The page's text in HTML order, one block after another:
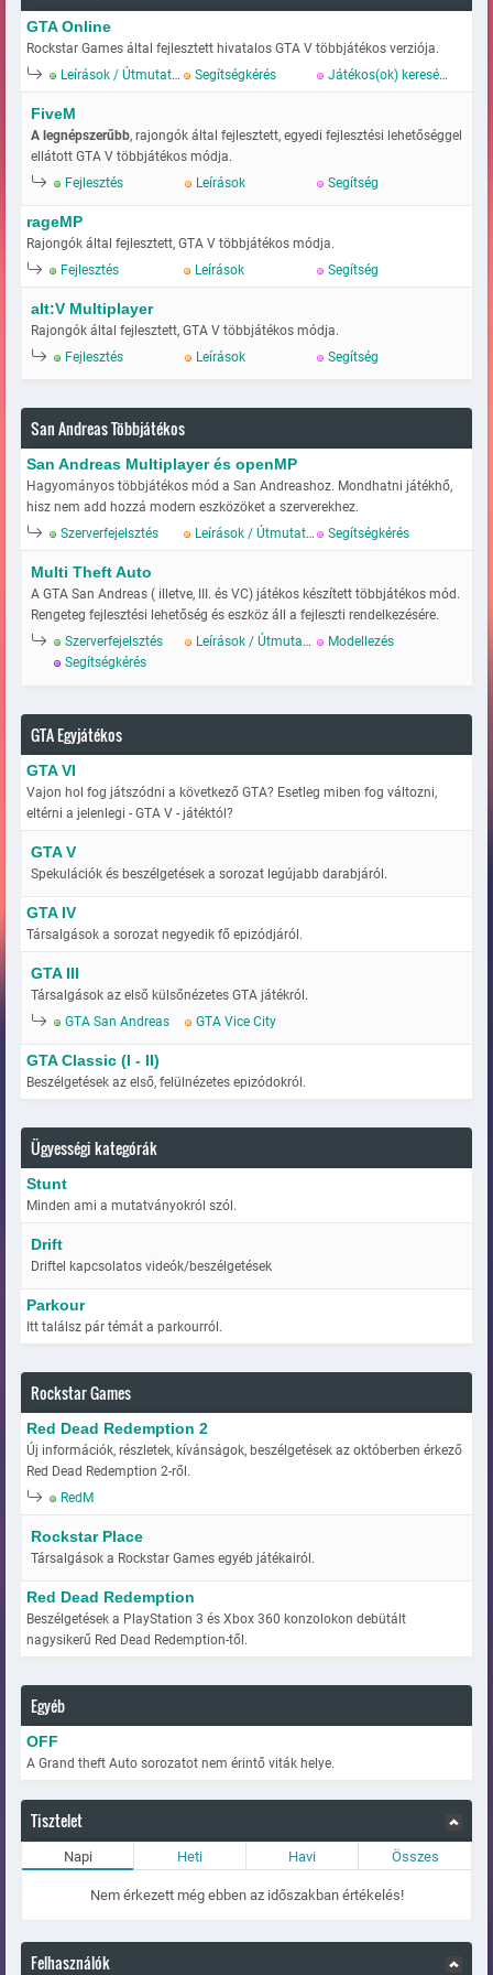
GTA Online
Rockstar Games által fejlesztett hivatalos GTA V többjátékos verziója.
Leírások / Útmutatok
Segítségkérés Játékos(ok) keresése
FiveM
A legnépszerűbb, rajongók által fejlesztett, egyedi fejlesztési lehetőséggel
ellátott GTA V többjátékos módja.
Fejlesztés
Leírások Segítség
rageMP
Rajongók által fejlesztett, GTA V többjátékos módja.
Fejlesztés
Leírások Segítség
alt:V Multiplayer
Rajongók által fejlesztett, GTA V többjátékos módja.
Fejlesztés
Leírások Segítség
San Andreas Többjátékos
San Andreas Multiplayer és openMP
Hagyományos többjátékos mód a San Andreashoz. Mondhatni játékhő,
hisz nem add hozzá modern eszközöket a szerverekhez.
Szerverfejelsztés
Leírások / Útmutatok Segítségkérés
Multi Theft Auto
A GTA San Andreas ( illetve, III. és VC) játékos készített többjátékos mód.
Rengeteg fejlesztési lehetőség és eszköz áll a fejleszti rendelkezésére.
Szerverfejelsztés
Leírások / Útmutatok
Modellezés
Segítségkérés
GTA Egyjátékos
GTA VI
Vajon hol fog játszódni a következő GTA? Esetleg miben fog változni,
eltérni a jelenlegi - GTA V - játéktól?
GTA V
Spekulációk és beszélgetések a sorozat legújabb darabjáról.
GTA IV
Társalgások a sorozat negyedik fő epizódjáról.
GTA III
Társalgások az első külsőnézetes GTA játékról.
GTA San Andreas
GTA Vice City
GTA Classic (I - II)
Beszélgetések az első, felülnézetes epizódokról.
Ügyességi kategórák
Stunt
Minden ami a mutatványokról szól.
Drift
Driftel kapcsolatos videók/beszélgetések
Parkour
Itt találsz pár témát a parkourról.
Rockstar Games
Red Dead Redemption 2
Új információk, részletek, kívánságok, beszélgetések az októberben érkező
Red Dead Redemption 2-ről.
RedM
Rockstar Place
Társalgások a Rockstar Games egyéb játékairól.
Red Dead Redemption
Beszélgetések a PlayStation 3 és Xbox 360 konzolokon debütált
nagysikerű Red Dead Redemption-től.
Egyéb
OFF
A Grand theft Auto sorozatot nem érintő viták helye.
Tisztelet
Napi Heti Havi Összes
Nem érkezett még ebben az időszakban értékelés!
Felhasználók